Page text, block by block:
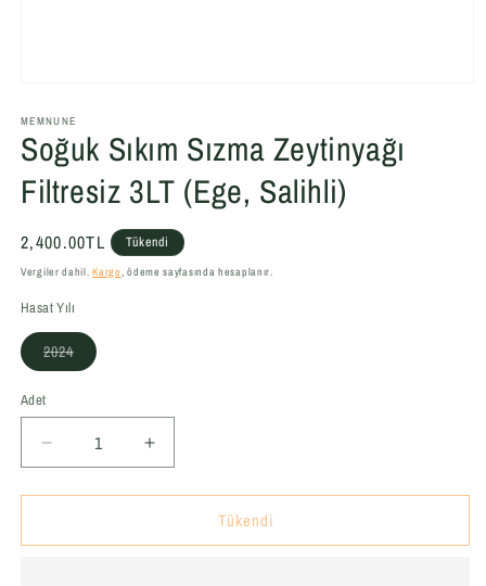
modda
oynatın
MEMNUNE
Soğuk Sıkım Sızma Zeytinyağı
Filtresiz 3LT (Ege, Salihli)
Normal
fiyat
2,400.00TL Tükendi
Vergiler dahil.Kargo, ödeme sayfasında hesaplanır.
Hasat Yılı
2024Varyasyon
tükendi
Adet
Adet
Soğuk
Sıkım
Sızma
Filtresiz
Soğuk
Sıkım
Sızma
Zeytinyağı
Filtresiz
Tükendi